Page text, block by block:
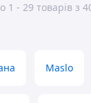
1 - 29 товарів з
Maslo